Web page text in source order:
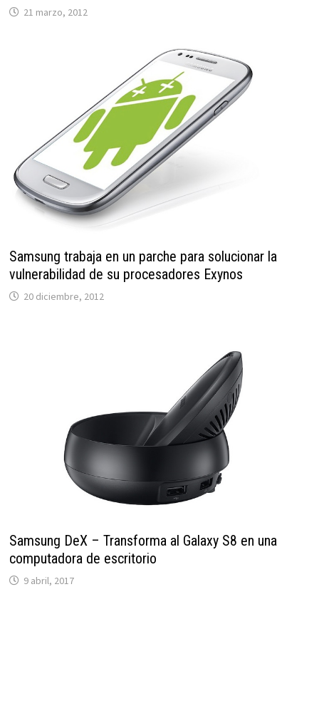
21 marzo, 2012
Samsung trabaja en un parche para solucionar la
vulnerabilidad de su procesadores Exynos
20 diciembre, 2012
Samsung DeX – Transforma al Galaxy S8 en una
computadora de escritorio
9 abril, 2017